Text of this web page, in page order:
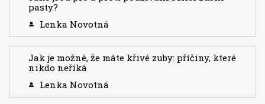
pasty?
Lenka Novotná
Jak je možné, že máte křivé zuby: příčiny, které
nikdo neříká
Lenka Novotná